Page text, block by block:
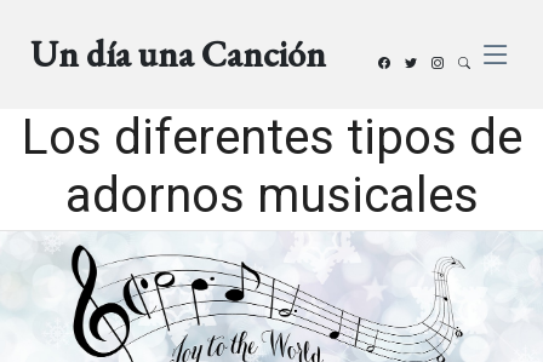
Un día una Canción
Los diferentes tipos de
adornos musicales